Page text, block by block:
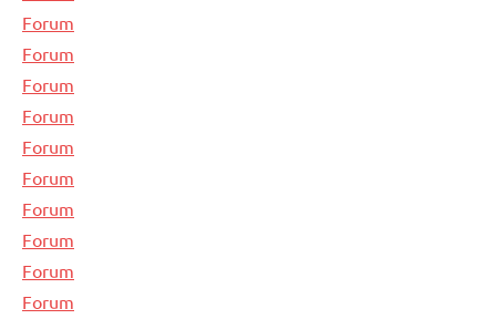
Forum
Forum
Forum
Forum
Forum
Forum
Forum
Forum
Forum
Forum